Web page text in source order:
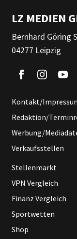
LZ MEDIEN
Bernhard Göring
04277 Leipzig
Kontakt/
Redaktion/
Werbung/
Verkaufsstellen
Stellenmarkt
VPN Vergleich
Finanz Vergleich
Sportwetten
Shop